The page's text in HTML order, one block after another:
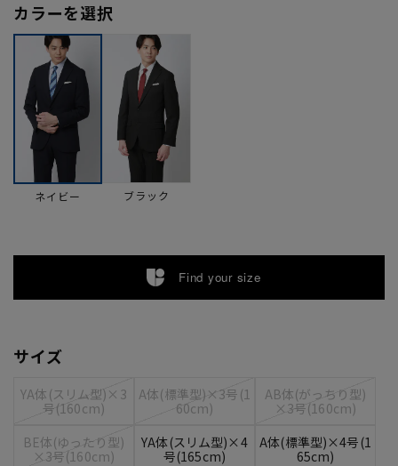
カラーを選択
ネイビー ブラック
Find your size
サイズ
YA体(スリム型)×3
号(160cm)
A体(標準型)×3号(1
60cm)
AB体(がっちり型)
×3号(160cm)
BE体(ゆったり型)
×3号(160cm)
YA体(スリム型)×4
号(165cm)
A体(標準型)×4号(1
65cm)